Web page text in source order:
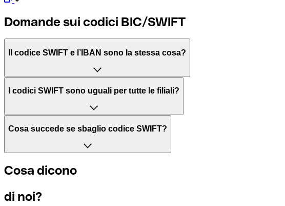
Domande sui codici BIC/SWIFT
Il codice SWIFT e l’IBAN sono la stessa cosa?
L'acronimo SWIFT sta per “Society for Worldwide Interbank Financial
Il BIC, invece, sta per “Bank Identifier Code” ed è una sequenza di
I codici SWIFT sono uguali per tutte le filiali?
Dipende dalle banche. In alcuni casi le banche utilizzano lo stesso
Per sapere a quale filiale fa riferimento un codice SWIFT, è necessario
Cosa succede se sbaglio codice SWIFT?
Se per caso invii un pagamento a un codice SWIFT esistente ma
Se ti accorgi di aver usato un codice SWIFT sbagliato, contatta
Cosa dicono
di noi?